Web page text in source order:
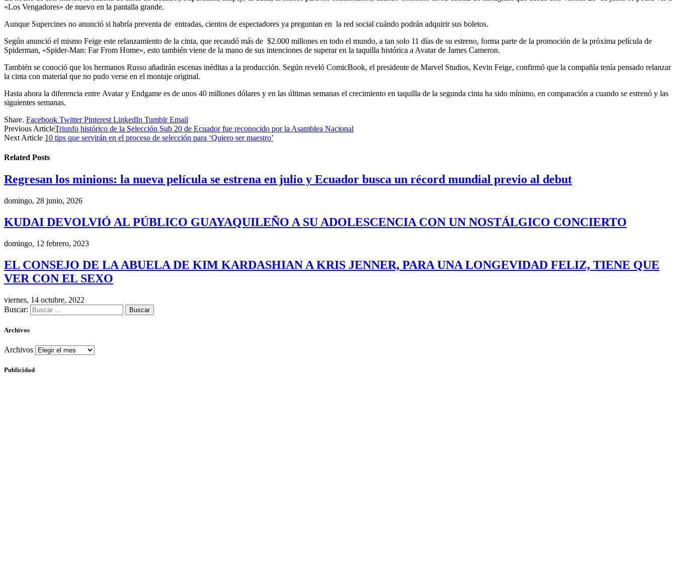
«Los Vengadores» de nuevo en la pantalla grande.
Aunque Supercines no anunció si habría preventa de entradas, cientos de espectadores ya preguntan en la red social cuándo podrán adquirir sus boletos.
Según anunció el mismo Feige este relanzamiento de la cinta, que recaudó más de $2.000 millones en todo el mundo, a tan solo 11 días de su estreno, forma parte de la promoción de la próxima película de
Spiderman, «Spider-Man: Far From Home», esto también viene de la mano de sus intenciones de superar en la taquilla histórica a Avatar de James Cameron.
También se conoció que los hermanos Russo añadirán escenas inéditas a la producción. Según reveló ComicBook, el presidente de Marvel Studios, Kevin Feige, confirmó que la compañía tenía pensado relanzar
la cinta con material que no pudo verse en el montaje original.
Hasta ahora la diferencia entre Avatar y Endgame es de unos 40 millones dólares y en las últimas semanas el crecimiento en taquilla de la segunda cinta ha sido mínimo, en comparación a cuando se estrenó y las
siguientes semanas.
Share. Facebook Twitter Pinterest LinkedIn Tumblr Email
Previous ArticleTriunfo histórico de la Selección Sub 20 de Ecuador fue reconocido por la Asamblea Nacional
Next Article 10 tips que servirán en el proceso de selección para ‘Quiero ser maestro’
Related Posts
Regresan los minions: la nueva película se estrena en julio y Ecuador busca un récord mundial previo al debut
domingo, 28 junio, 2026
KUDAI DEVOLVIÓ AL PÚBLICO GUAYAQUILEÑO A SU ADOLESCENCIA CON UN NOSTÁLGICO CONCIERTO
domingo, 12 febrero, 2023
EL CONSEJO DE LA ABUELA DE KIM KARDASHIAN A KRIS JENNER, PARA UNA LONGEVIDAD FELIZ, TIENE QUE
VER CON EL SEXO
viernes, 14 octubre, 2022
Buscar:
Archivos
Archivos
Publicidad